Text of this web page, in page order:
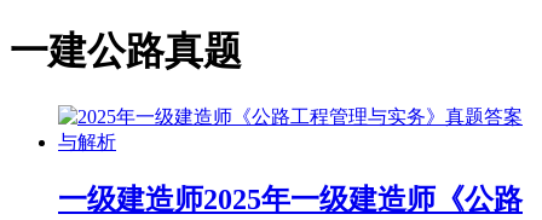
一建公路真题
一级建造师2025年一级建造师《公路